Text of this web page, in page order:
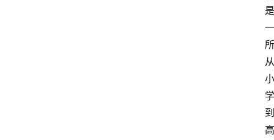
是
一
所
从
小
学
到
高